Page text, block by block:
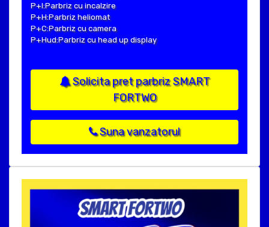
P+I:Parbriz cu incalzire
P+H:Parbriz heliomat
P+C:Parbriz cu camera
P+Hud:Parbriz cu head up display
Solicita pret parbriz SMART
FORTWO
Suna vanzatorul